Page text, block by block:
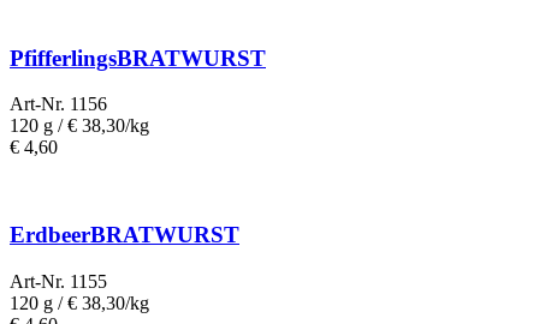
PfifferlingsBRATWURST
Art-Nr. 1156
120 g /€ 38,30/kg
€ 4,60
ErdbeerBRATWURST
Art-Nr. 1155
120 g /€ 38,30/kg